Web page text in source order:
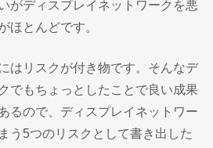
がディスプレイネットワークを悪
ほとんどです。
はリスクが付き物です。そんなデ
でもちょっとしたことで良い成果
るので、ディスプレイネットワー
う5つのリスクとして書き出した